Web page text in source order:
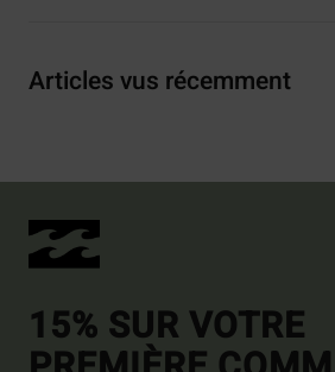
Articles vus récemment
15% SUR VOTRE